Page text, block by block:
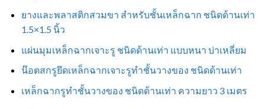
ยางและพลาสติกสวมขา สำหรับชั้นเหล็กฉาก ชนิดด้านเท่า
1.5×1.5 นิ้ว
แผ่นมุมเหล็กฉากเจาะรู ชนิดด้านเท่า แบบหนา บ่าเหลี่ยม
น๊อตสกรูยึดเหล็กฉากเจาะรูทำชั้นวางของ ชนิดด้านเท่า
เหล็กฉากรูทำชั้นวางของ ชนิดด้านเท่า ความยาว 3 เมตร